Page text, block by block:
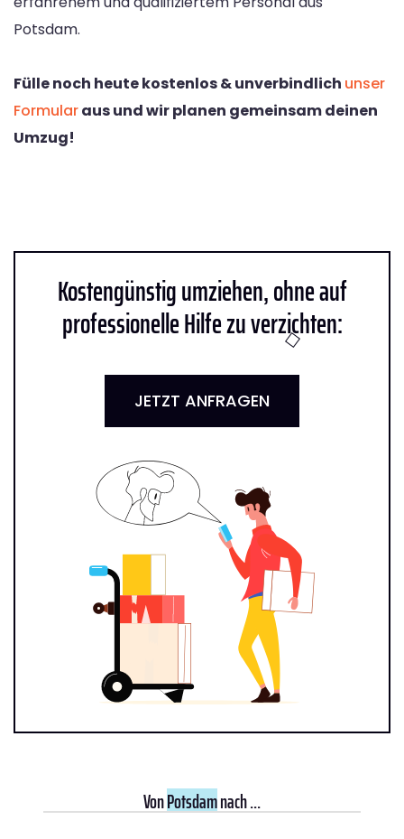
Potsdam.
Fülle noch heute kostenlos & unverbindlich unser
Formularaus und wir planen gemeinsam deinen
Umzug!
Kostengünstig umziehen, ohne auf
professionelle Hilfe zu verzichten:
JETZT ANFRAGEN
VonPotsdamnach ...